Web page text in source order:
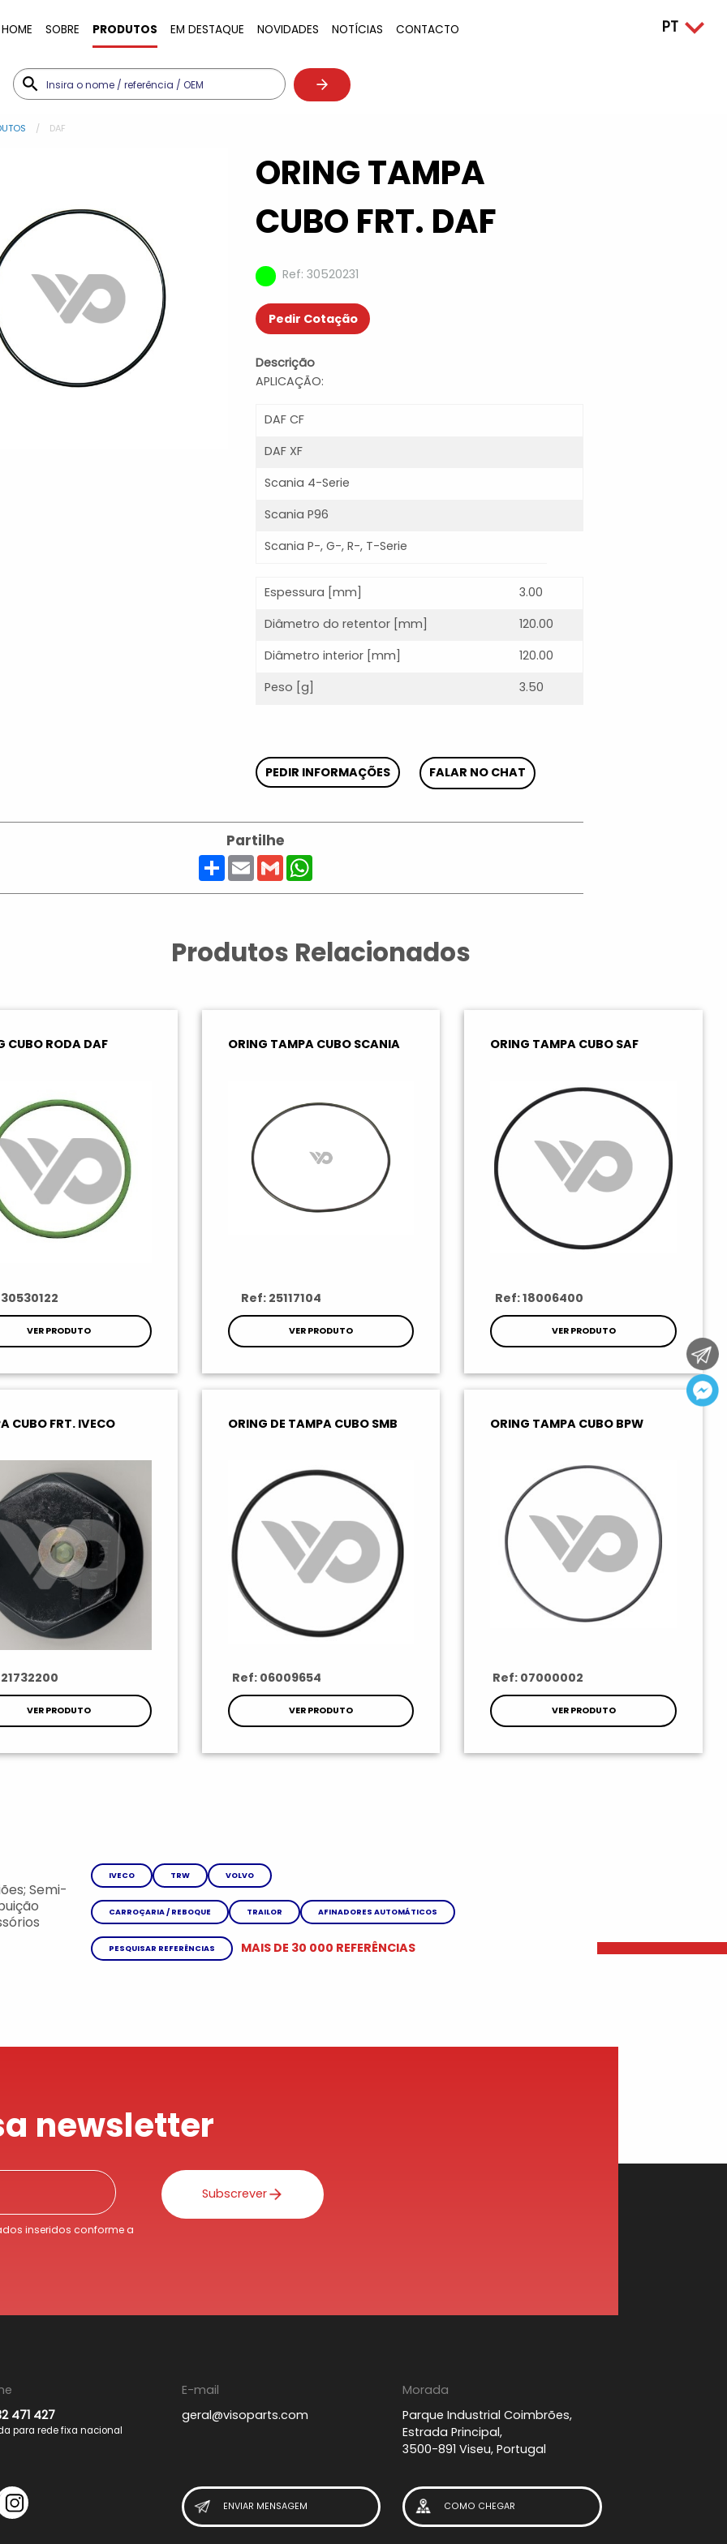
HOME SOBRE PRODUTOS EM DESTAQUE NOVIDADES NOTÍCIAS CONTACTO
DAF
ORING TAMPA
CUBO FRT. DAF
Ref: 30520231
Pedir Cotação
Descrição
APLICAÇÃO:
DAF CF
DAF XF
Scania 4-Serie
Scania P96
Scania P-, G-, R-, T-Serie
Espessura [mm]
3.00
Diâmetro do retentor [mm]
120.00
Diâmetro interior [mm]
120.00
Peso [g]
3.50
PEDIR INFORMAÇÕES FALAR NO CHAT
Partilhe
ShareEmailGmailWhatsApp
Produtos Relacionados
CUBO RODA DAF
VER PRODUTO
ORING TAMPA CUBO SCANIA
Ref: 25117104
VER PRODUTO
ORING TAMPA CUBO SAF
Ref: 18006400
VER PRODUTO
CUBO FRT. IVECO
VER PRODUTO
ORING DE TAMPA CUBO SMB
Ref: 06009654
VER PRODUTO
ORING TAMPA CUBO BPW
Ref: 07000002
VER PRODUTO
Semi-
IVECO TRW VOLVO
CARROÇARIA / REBOQUE TRAILOR AFINADORES AUTOMÁTICOS
PESQUISAR REFERÊNCIAS MAIS DE 30 000 REFERÊNCIAS
newsletter
inseridos conforme a
Subscrever
471 427
para rede fixa nacional
E-mail
geral@visoparts.com
Morada
Parque Industrial Coimbrões,
Estrada Principal,
3500-891 Viseu, Portugal
ENVIAR MENSAGEM COMO CHEGAR